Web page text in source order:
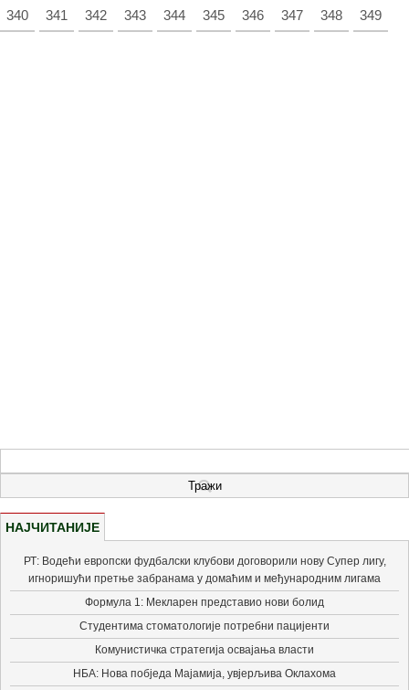
340 341 342 343 344 345 346 347 348 349
НАЈЧИТАНИЈЕ
РТ: Водећи европски фудбалски клубови договорили нову Супер лигу,
игноришући претње забранама у домаћим и међународним лигама
Формула 1: Мекларен представио нови болид
Студентима стоматологије потребни пацијенти
Комунистичка стратегија освајања власти
НБА: Нова побједа Мајамија, увјерљива Оклахома